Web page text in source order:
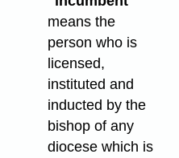
means the
person who is
licensed,
instituted and
inducted by the
bishop of any
diocese which is